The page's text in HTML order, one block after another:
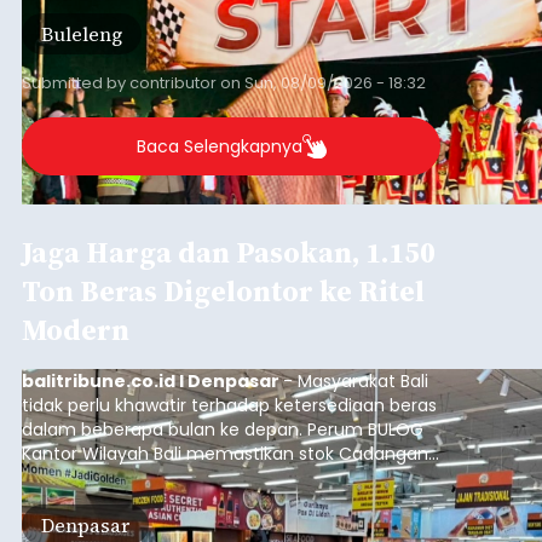
Lomba resmi dimulai dari Lapangan Sepak Bola
Desa Celukan Bawang, Sabtu (8/8/2026) malam.
Buleleng
Submitted bycontributoron Sun, 08/09/2026 - 18:32
Baca Selengkapnya
Jaga Harga dan Pasokan, 1.150
Ton Beras Digelontor ke Ritel
Modern
balitribune.co.id I Denpasar- Masyarakat Bali
tidak perlu khawatir terhadap ketersediaan beras
dalam beberapa bulan ke depan. Perum BULOG
Kantor Wilayah Bali memastikan stok Cadangan
Beras Pemerintah (CBP) masih dalam kondisi
aman, bahkan diproyeksikan mampu memenuhi
kebutuhan masyarakat hingga sekitar 10 bulan.
Denpasar